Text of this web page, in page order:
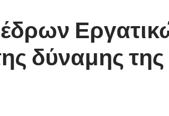
δύναμης της